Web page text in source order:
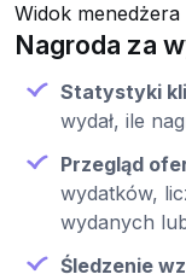
Widok menedżera
Nagroda za
Statystyki
wydał, ile
Przegląd
wydatków,
wydanych
Śledzenie